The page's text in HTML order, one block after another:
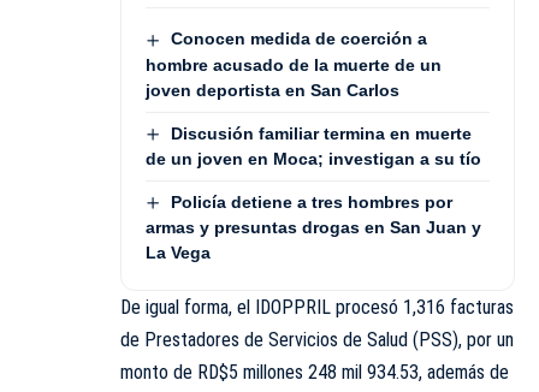
Conocen medida de coerción a
hombre acusado de la muerte de un
joven deportista en San Carlos
Discusión familiar termina en muerte
de un joven en Moca; investigan a su tío
Policía detiene a tres hombres por
armas y presuntas drogas en San Juan y
La Vega
De igual forma, el IDOPPRIL procesó 1,316 facturas
de Prestadores de Servicios de Salud (PSS), por un
monto de RD$5 millones 248 mil 934.53, además de